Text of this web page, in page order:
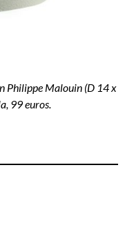
Philippe Malouin (D 14 x
99 euros.